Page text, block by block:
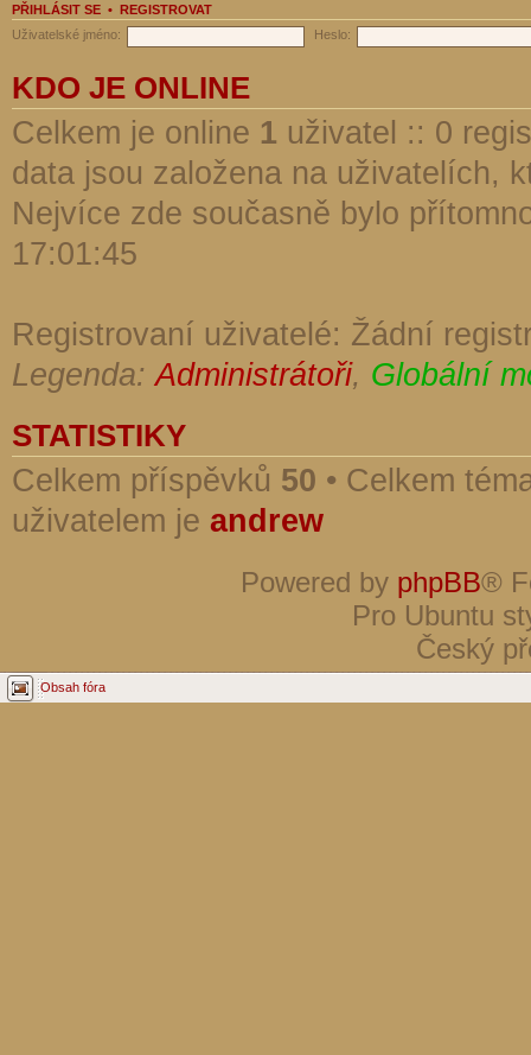
PŘIHLÁSIT SE • REGISTROVAT
Uživatelské jméno:
Heslo:
KDO JE ONLINE
Celkem je online 1 uživatel :: 0
data jsou založena na uživatelích,
Nejvíce zde současně bylo
17:01:45
Registrovaní uživatelé: Žádní
Legenda:Administrátoři, Globální
STATISTIKY
Celkem příspěvků 50 • Celkem
uživatelem je andrew
Powered by phpBB®
Pro Ubuntu
Český
Obsah fóra